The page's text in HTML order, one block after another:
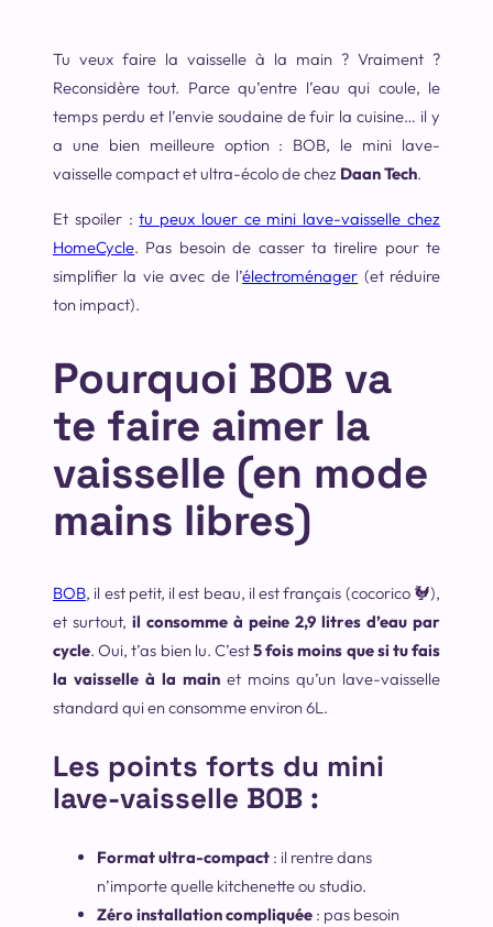
Tu veux faire la vaisselle à la main ? Vraiment ?
Reconsidère tout. Parce qu’entre l’eau qui coule, le
temps perdu et l’envie soudaine de fuir la cuisine… il y
a une bien meilleure option : BOB, le mini lave-
vaisselle compact et ultra-écolo de chez Daan Tech.
Et spoiler :tu peux louer ce mini lave-vaisselle chez
HomeCycle. Pas besoin de casser ta tirelire pour te
simplifier la vie avec de l’électroménager (et réduire
ton impact).
Pourquoi BOB va
te faire aimer la
vaisselle (en mode
mains libres)
BOB, il est petit, il est beau, il est français (cocorico 🐓),
et surtout, il consomme à peine 2,9 litres d’eau par
cycle. Oui, t’as bien lu. C’est5 fois moins que si tu fais
la vaisselle à la main et moins qu’un lave-vaisselle
standard qui en consomme environ 6L.
Les points forts du mini
lave-vaisselle BOB :
Format ultra-compact : il rentre dans
n’importe quelle kitchenette ou studio.
Zéro installation compliquée : pas besoin